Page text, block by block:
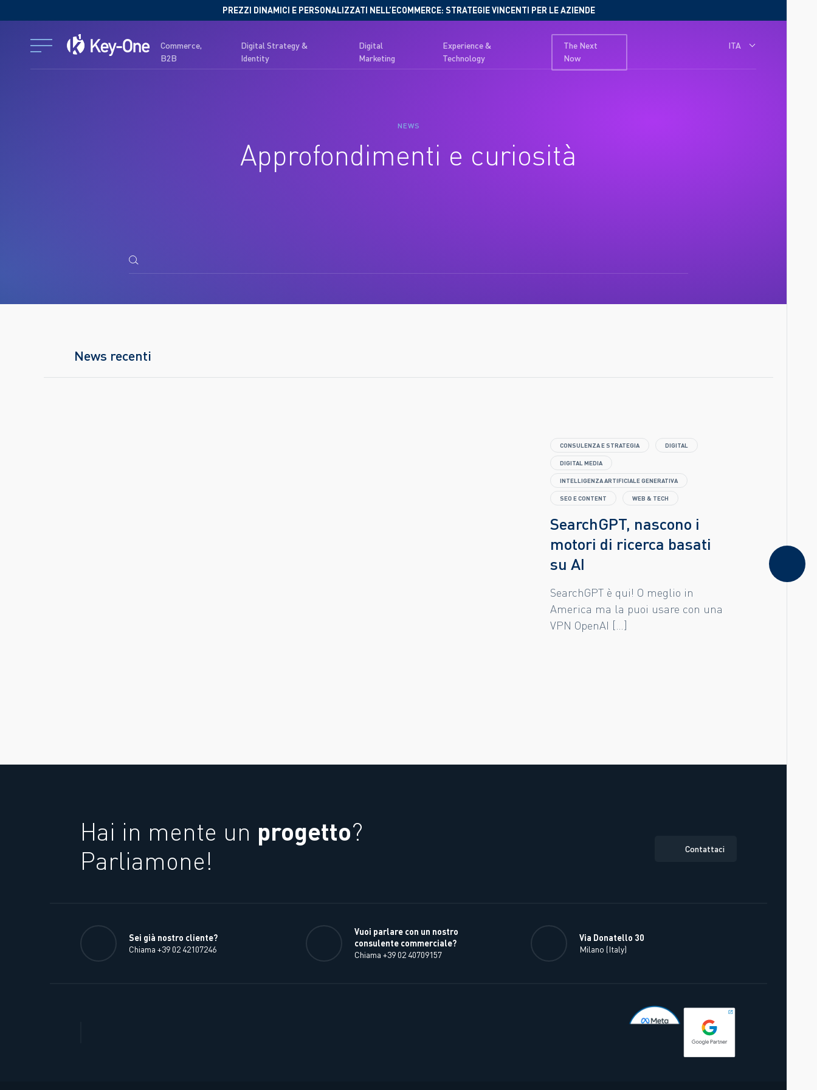
al
contenuto
PREZZI DINAMICI E PERSONALIZZATI NELL’ECOMMERCE: STRATEGIE VINCENTI PER LE AZIENDE
Commerce,
B2B
Digital Strategy &
Identity
Digital
Marketing
Experience &
Technology
The Next
Now
ITA
NEWS
Approfondimenti e curiosità
Ricerca
per:
News recenti
CONSULENZA E STRATEGIA DIGITAL
DIGITAL MEDIA
INTELLIGENZA ARTIFICIALE GENERATIVA
SEO E CONTENT WEB & TECH
SearchGPT, nascono i
motori di ricerca basati
su AI
SearchGPT è qui! O meglio in
America ma la puoi usare con una
VPN OpenAI […]
Hai in mente un progetto?
Parliamone!
Contattaci
Sei già nostro cliente?
Chiama +39 02 42107246
Vuoi parlare con un nostro
consulente commerciale?
Chiama +39 02 40709157
Via Donatello 30
Milano (Italy)